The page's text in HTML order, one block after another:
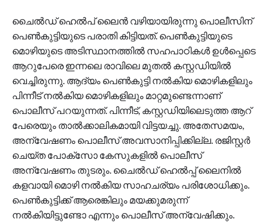
ചൈൽഡ് ഹെൽപ് ലൈൻ വഴിയായിരുന്നു പൊലീസിന്
പെൺകുട്ടിയുടെ പരാതി കിട്ടിയത്. പെൺകുട്ടിയുടെ
മൊഴിയുടെ അടിസ്ഥാനത്തില്‍ സഹപാഠികൾ ഉൾപ്പെടെ
ആറുപേരെ ഇന്നലെ രാവിലെ മുതൽ കസ്റ്റഡിയിൽ
വെച്ചിരുന്നു. ആദ്യം പെൺകുട്ടി നൽകിയ മൊഴികളിലും
പിന്നീട് നൽകിയ മൊഴികളിലും മാറ്റമുണ്ടെന്നാണ്
പൊലീസ് പറയുന്നത്. പിന്നീട്, കസ്റ്റഡിയിലെടുത്ത ആറ്
പേരെയും താൽക്കാലികമായി വിട്ടയച്ചു. അതേസമയം,
അന്വേഷണം പൊലീസ് അവസാനിപ്പിക്കില്ല. രജിസ്റ്റർ
ചെയ്ത പോക്‌സോ കേസുകളിൽ പൊലീസ്
അന്വേഷണം തുടരും. ചൈൽഡ് ഹെൽപ്പ് ലൈനിൽ
കളവായി മൊഴി നൽകിയ സാഹചര്യം പരിശോധിക്കും.
പെൺകുട്ടിക്ക് ആരെങ്കിലും മയക്കുമരുന്ന്
നൽകിയിട്ടുണ്ടോ എന്നും പൊലീസ് അന്വേഷിക്കും.